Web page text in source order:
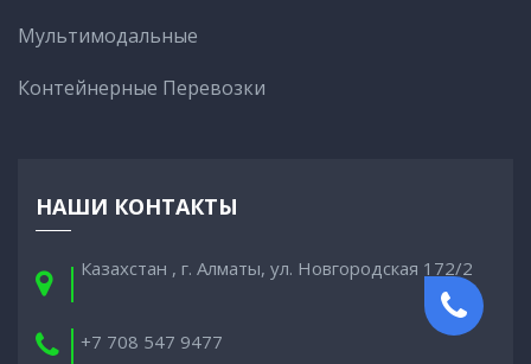
Мультимодальные
Контейнерные Перевозки
НАШИ КОНТАКТЫ
Казахстан , г. Алматы, ул. Новгородская 172/2
+7 708 547 9477